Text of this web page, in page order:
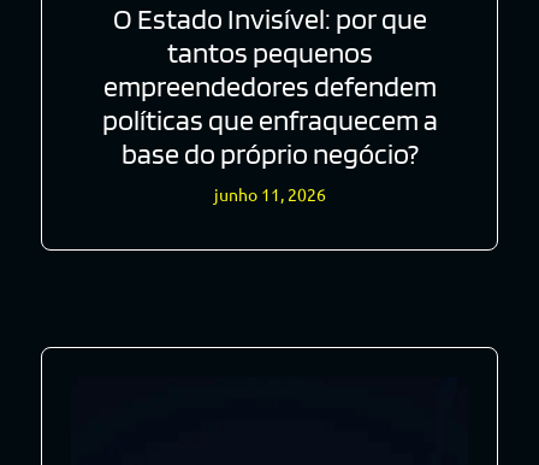
O Estado Invisível: por que
tantos pequenos
empreendedores defendem
políticas que enfraquecem a
base do próprio negócio?
junho 11, 2026